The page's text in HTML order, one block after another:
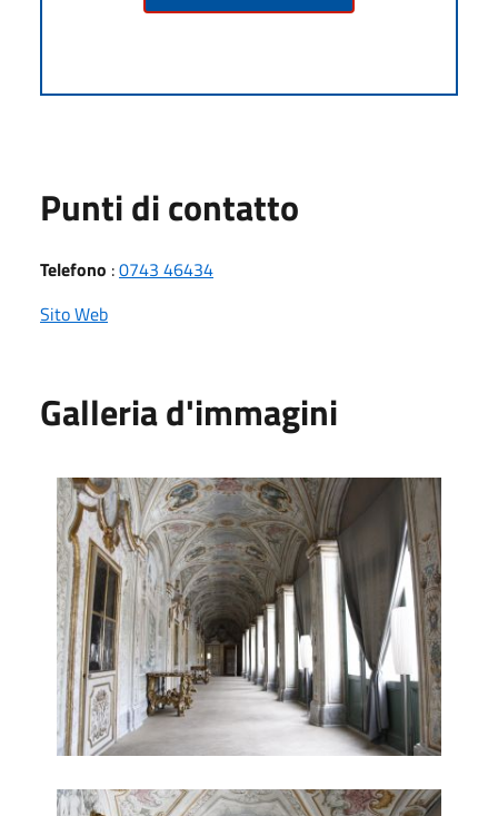
Punti di contatto
Telefono :0743 46434
Sito Web
Galleria d'immagini
Interni
Decorazione soffitto